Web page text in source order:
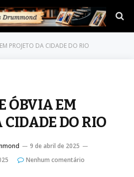
PROJETO DA CIDADE DO RIO
ÓBVIA EM
CIDADE DO RIO
9 de abril de 2025
Nenhum comentário